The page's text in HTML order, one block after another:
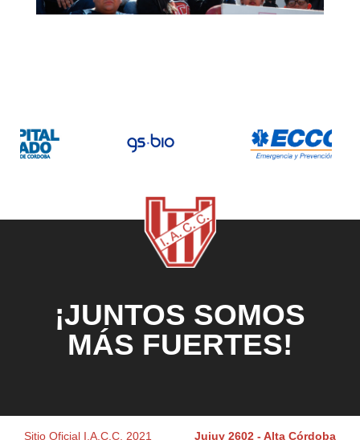
¡JUNTOS SOMOS
MÁS FUERTES!
Sitio Oficial I.A.C.C. 2021 Jujuy 2602 - Alta Córdoba